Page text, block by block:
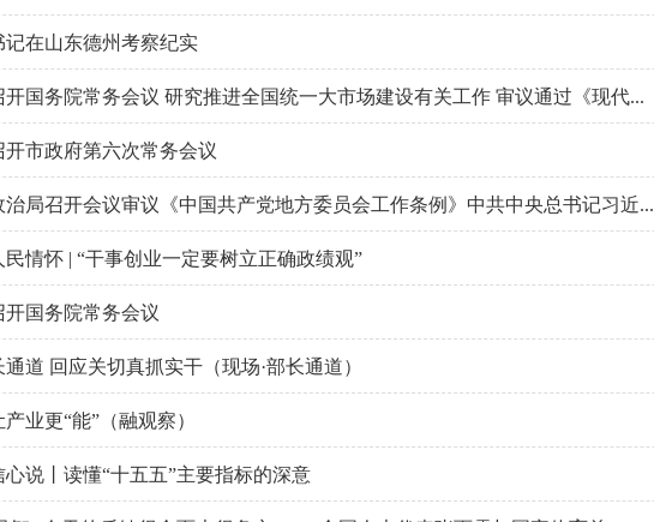
记在山东德州考察纪实
开国务院常务会议 研究推进全国统一大市场建设有关工作 审议通过《现代...
开市政府第六次常务会议
治局召开会议审议《中国共产党地方委员会工作条例》中共中央总书记习近...
民情怀 | “干事创业一定要树立正确政绩观”
开国务院常务会议
道 回应关切真抓实干（现场·部长通道）
业更“能”（融观察）
心说丨读懂“十五五”主要指标的深意